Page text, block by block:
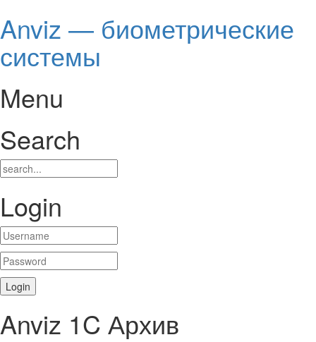
Anviz — биометрические
системы
Menu
Search
Login
Anviz 1C Архив